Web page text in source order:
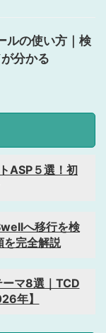
ルの使い方｜検
分かる
ASP５選！初
へ移行を検
を完全解説
マ8選｜TCD
年】